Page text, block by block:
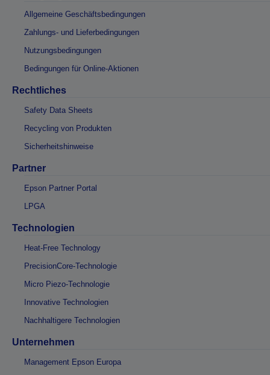
Allgemeine Geschäftsbedingungen
Zahlungs- und Lieferbedingungen
Nutzungsbedingungen
Bedingungen für Online-Aktionen
Rechtliches
Safety Data Sheets
Recycling von Produkten
Sicherheitshinweise
Partner
Epson Partner Portal
LPGA
Technologien
Heat-Free Technology
PrecisionCore-Technologie
Micro Piezo-Technologie
Innovative Technologien
Nachhaltigere Technologien
Unternehmen
Management Epson Europa